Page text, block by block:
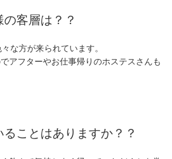
客層は？？
な方が来られています。
アフターやお仕事帰りのホステスさんも
ことはありますか？？